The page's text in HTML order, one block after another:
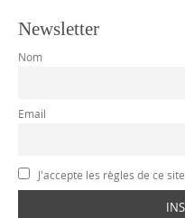
Newsletter
Nom
Email
J'accepte les règles de ce site